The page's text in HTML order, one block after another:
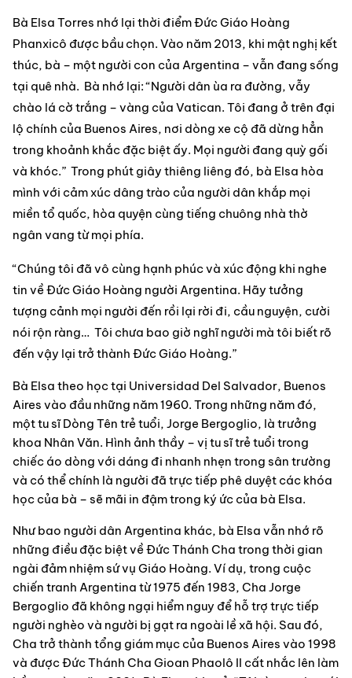
Bà Elsa Torres nhớ lại thời điểm Đức Giáo Hoàng
Phanxicô được bầu chọn. Vào năm 2013, khi mật nghị kết
thúc, bà – một người con của Argentina – vẫn đang sống
tại quê nhà.  Bà nhớ lại: “Người dân ùa ra đường, vẫy
chào lá cờ trắng – vàng của Vatican. Tôi đang ở trên đại
lộ chính của Buenos Aires, nơi dòng xe cộ đã dừng hẳn
trong khoảnh khắc đặc biệt ấy. Mọi người đang quỳ gối
và khóc.”  Trong phút giây thiêng liêng đó, bà Elsa hòa
mình với cảm xúc dâng trào của người dân khắp mọi
miền tổ quốc, hòa quyện cùng tiếng chuông nhà thờ
ngân vang từ mọi phía.
“Chúng tôi đã vô cùng hạnh phúc và xúc động khi nghe
tin về Đức Giáo Hoàng người Argentina. Hãy tưởng
tượng cảnh mọi người đến rồi lại rời đi, cầu nguyện, cười
nói rộn ràng…  Tôi chưa bao giờ nghĩ người mà tôi biết rõ
đến vậy lại trở thành Đức Giáo Hoàng.”
Bà Elsa theo học tại Universidad Del Salvador, Buenos
Aires vào đầu những năm 1960. Trong những năm đó,
một tu sĩ Dòng Tên trẻ tuổi, Jorge Bergoglio, là trưởng
khoa Nhân Văn. Hình ảnh thầy – vị tu sĩ trẻ tuổi trong
chiếc áo dòng với dáng đi nhanh nhẹn trong sân trường
và có thể chính là người đã trực tiếp phê duyệt các khóa
học của bà – sẽ mãi in đậm trong ký ức của bà Elsa.
Như bao người dân Argentina khác, bà Elsa vẫn nhớ rõ
những điều đặc biệt về Đức Thánh Cha trong thời gian
ngài đảm nhiệm sứ vụ Giáo Hoàng. Ví dụ, trong cuộc
chiến tranh Argentina từ 1975 đến 1983, Cha Jorge
Bergoglio đã không ngại hiểm nguy để hỗ trợ trực tiếp
người nghèo và người bị gạt ra ngoài lề xã hội. Sau đó,
Cha trở thành tổng giám mục của Buenos Aires vào 1998
và được Đức Thánh Cha Gioan Phaolô II cất nhắc lên làm